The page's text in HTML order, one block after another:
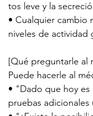
tos leve y la
• Cualquier cambio
niveles de actividad
[Qué preguntarle al
Puede hacerle al
• "Dado que hoy es
pruebas